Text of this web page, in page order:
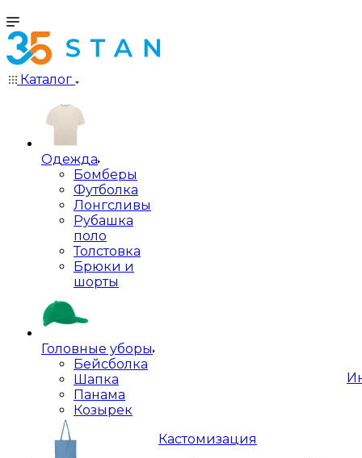
Каталог
Одежда
Бомберы
Футболка
Лонгсливы
Рубашка
поло
Толстовка
Брюки и
шорты
Головные уборы
Бейсболка
Шапка
Панама
Козырек
Кастомизация